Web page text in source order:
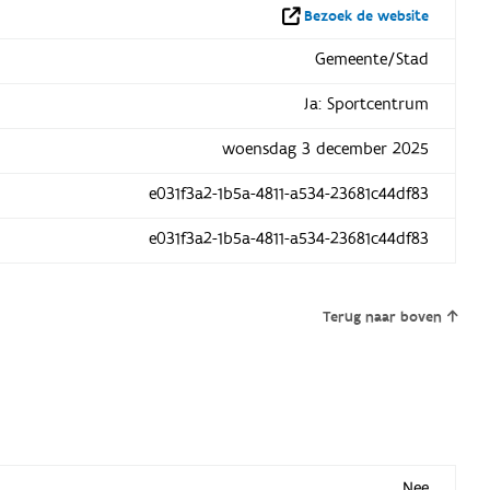
Bezoek de website
Gemeente/Stad
Ja: Sportcentrum
woensdag 3 december 2025
e031f3a2-1b5a-4811-a534-23681c44df83
e031f3a2-1b5a-4811-a534-23681c44df83
Terug naar boven